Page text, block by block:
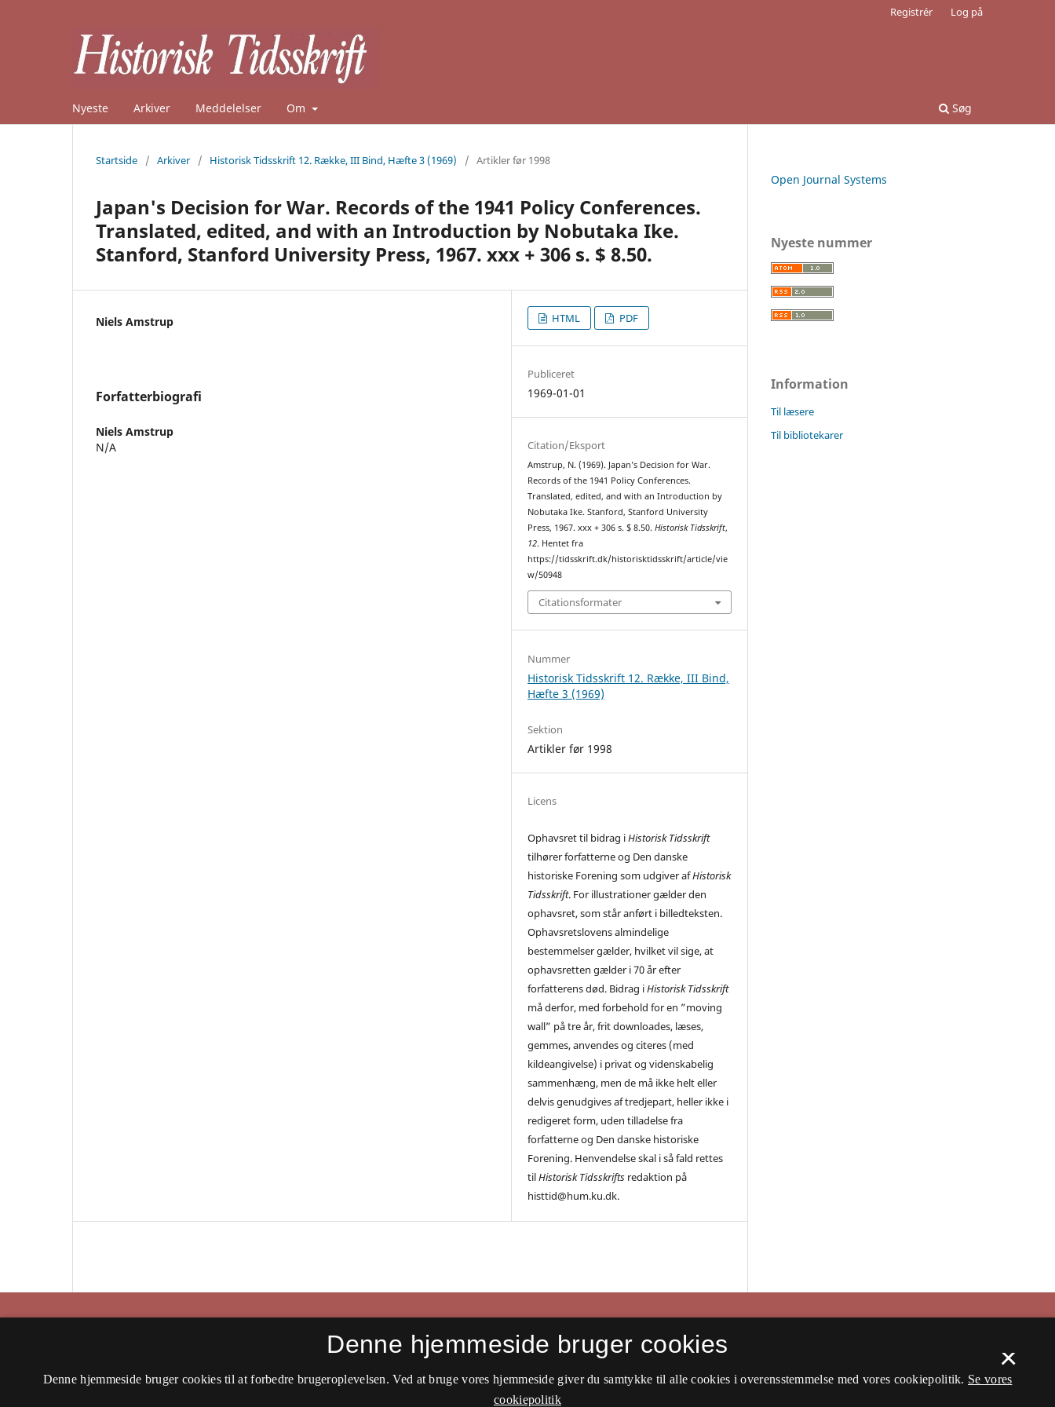
Nyeste Arkiver Meddelelser Om Søg
Registrér Log på
Startside / Arkiver / Historisk Tidsskrift 12. Række, III Bind, Hæfte 3 (1969) / Artikler før 1998
Japan's Decision for War. Records of the 1941 Policy Conferences.
Translated, edited, and with an Introduction by Nobutaka Ike.
Stanford, Stanford University Press, 1967. xxx + 306 s. $ 8.50.
Niels Amstrup
Forfatterbiografi
Niels Amstrup
N/A
HTML PDF
Publiceret
1969-01-01
Citation/Eksport
Amstrup, N. (1969). Japan’s Decision for War.
Records of the 1941 Policy Conferences.
Translated, edited, and with an Introduction by
Nobutaka Ike. Stanford, Stanford University
Press, 1967. xxx + 306 s. $ 8.50.Historisk Tidsskrift,
12. Hentet fra
https://tidsskrift.dk/historisktidsskrift/article/vie
w/50948
Citationsformater
Nummer
Historisk Tidsskrift 12. Række, III Bind,
Hæfte 3 (1969)
Sektion
Artikler før 1998
Licens
Ophavsret til bidrag iHistorisk Tidsskrift
tilhører forfatterne og Den danske
historiske Forening som udgiver afHistorisk
Tidsskrift. For illustrationer gælder den
ophavsret, som står anført i billedteksten.
Ophavsretslovens almindelige
bestemmelser gælder, hvilket vil sige, at
ophavsretten gælder i 70 år efter
forfatterens død. Bidrag iHistorisk Tidsskrift
må derfor, med forbehold for en ”moving
wall” på tre år, frit downloades, læses,
gemmes, anvendes og citeres (med
kildeangivelse) i privat og videnskabelig
sammenhæng, men de må ikke helt eller
delvis genudgives af tredjepart, heller ikke i
redigeret form, uden tilladelse fra
forfatterne og Den danske historiske
Forening. Henvendelse skal i så fald rettes
tilHistorisk Tidsskrifts redaktion på
histtid@hum.ku.dk.
Open Journal Systems
Nyeste nummer
Information
Til læsere
Til bibliotekarer
ISSN 2597-0666 (Online)
×
Denne hjemmeside bruger cookies
Denne hjemmeside bruger cookies til at forbedre brugeroplevelsen. Ved at bruge vores hjemmeside giver du samtykke til alle cookies i overensstemmelse med vores cookiepolitik. Se vores
cookiepolitik